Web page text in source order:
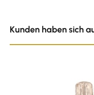
Kunden haben sich